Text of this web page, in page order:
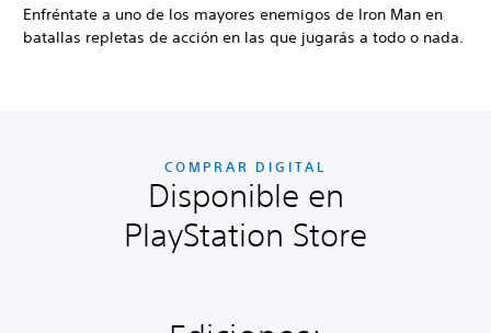
Enfréntate a uno de los mayores enemigos de Iron Man en
batallas repletas de acción en las que jugarás a todo o nada.
COMPRAR DIGITAL
Disponible en
PlayStation Store